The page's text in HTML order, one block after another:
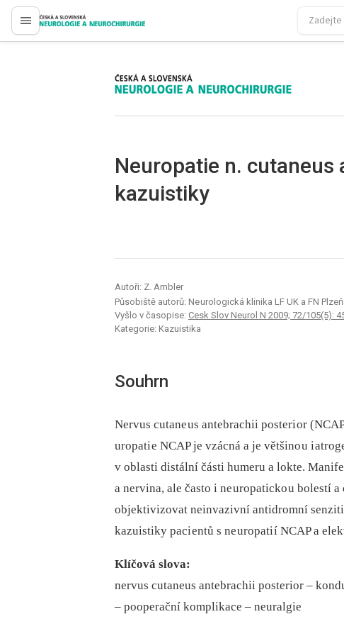
proLékaře.cz
proLékaře.cz
Neuropatie n.
kazuistiky
Autoři: Z. Ambler
Působiště autorů: Ne urologická klinika LF UK a FN Plzeň
Vyšlo v časopise: Cesk Slov Neurol N 2009; 72/105(5):
Kategorie: Kazuistika
Souhrn
Nervus cutane us antebrachii posteri or
uropati e NCAP je vzácná a je většino u i
v oblasti distální části humeru a lokte.
a nervina, ale často i ne uropaticko u bolestí
objektivizovat neinvazivní antidromní
kazuistiky paci entů s ne uropati í NCAP a
Klíčová slova:
nervus cutaneus antebrachii posterior –⁠
–⁠ pooperační komplikace –⁠ neuralgie